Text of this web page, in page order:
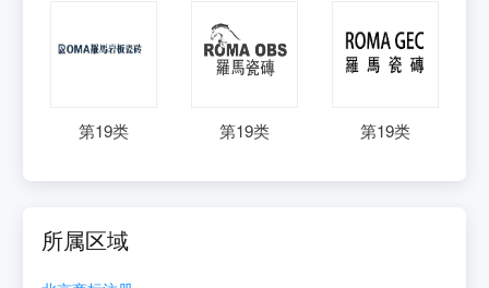
第19类 第19类 第19类
所属区域